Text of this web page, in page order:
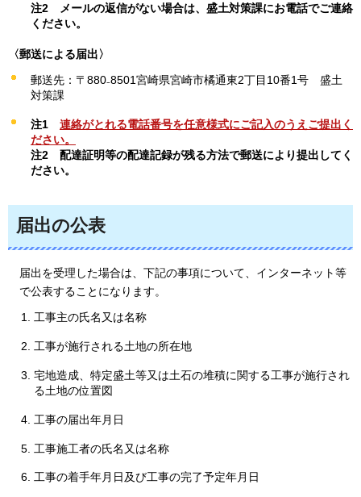
注2
メールの返信がない場合は、盛土対策課にお電話でご連絡
ください。
〈郵送による届出〉
郵送先：〒880₋8501宮崎県宮崎市橘通東2丁目10番1号
盛土
対策課
注1 連絡がとれる電話番号を任意様式にご記入のうえご提出く
ださい。
注2
配達証明等の配達記録が残る方法で郵送により提出してく
ださい。
届出の公表
届出を受理した場合は、下記の事項について、インターネット等
で公表することになります。
工事主の氏名又は名称
工事が施行される土地の所在地
宅地造成、特定盛土等又は土石の堆積に関する工事が施行され
る土地の位置図
工事の届出年月日
工事施工者の氏名又は名称
工事の着手年月日及び工事の完了予定年月日